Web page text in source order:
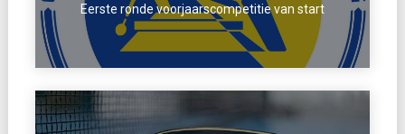
Eerste ronde voorjaarscompetitie van start